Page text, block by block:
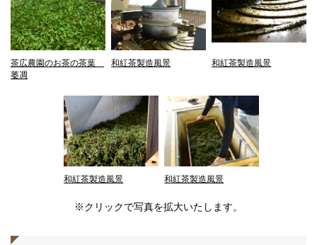
茶広農園のお茶の茶葉
萎凋
和紅茶製造風景 和紅茶製造風景
和紅茶製造風景 和紅茶製造風景
※クリックで写真を拡大いたします。